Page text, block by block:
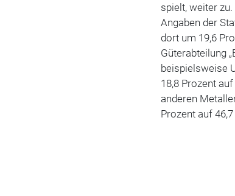
spielt, weiter
Angaben der
dort um 19,6
Güterabteilung
beispielsweise
18,8 Prozent
anderen
Prozent auf